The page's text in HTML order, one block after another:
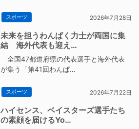
スポーツ 2026年7月28日
未来を担うわんぱく力士が両国に集
結 海外代表も迎え…
全国47都道府県の代表選手と海外代表
が集う「第41回わんぱ…
スポーツ 2026年7月22日
ハイセンス、ベイスターズ選手たち
の素顔を届けるYo…